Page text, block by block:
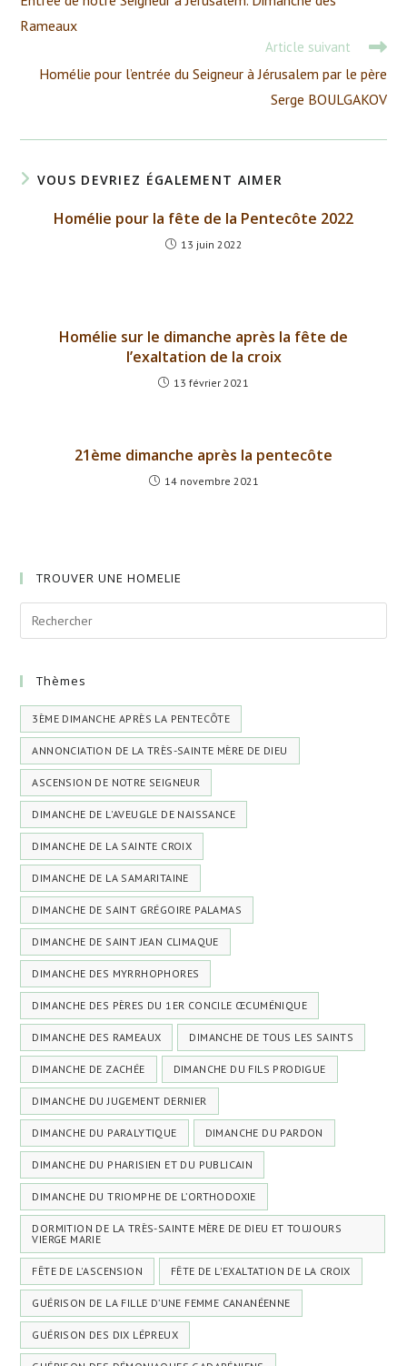
articles
Rameaux
Article suivant
Homélie pour l’entrée du Seigneur à Jérusalem par le père
Serge BOULGAKOV
VOUS DEVRIEZ ÉGALEMENT AIMER
Homélie pour la fête de la Pentecôte 2022
13 juin 2022
Homélie sur le dimanche après la fête de
l’exaltation de la croix
13 février 2021
21ème dimanche après la pentecôte
14 novembre 2021
TROUVER UNE HOMELIE
Thèmes
3ÈME DIMANCHE APRÈS LA PENTECÔTE
ANNONCIATION DE LA TRÈS-SAINTE MÈRE DE DIEU
ASCENSION DE NOTRE SEIGNEUR
DIMANCHE DE L'AVEUGLE DE NAISSANCE
DIMANCHE DE LA SAINTE CROIX
DIMANCHE DE LA SAMARITAINE
DIMANCHE DE SAINT GRÉGOIRE PALAMAS
DIMANCHE DE SAINT JEAN CLIMAQUE
DIMANCHE DES MYRRHOPHORES
DIMANCHE DES PÈRES DU 1ER CONCILE ŒCUMÉNIQUE
DIMANCHE DES RAMEAUX DIMANCHE DE TOUS LES SAINTS
DIMANCHE DE ZACHÉE DIMANCHE DU FILS PRODIGUE
DIMANCHE DU JUGEMENT DERNIER
DIMANCHE DU PARALYTIQUE DIMANCHE DU PARDON
DIMANCHE DU PHARISIEN ET DU PUBLICAIN
DIMANCHE DU TRIOMPHE DE L’ORTHODOXIE
DORMITION DE LA TRÈS-SAINTE MÈRE DE DIEU ET TOUJOURS
VIERGE MARIE
FÊTE DE L'ASCENSION FÊTE DE L'EXALTATION DE LA CROIX
GUÉRISON DE LA FILLE D’UNE FEMME CANANÉENNE
GUÉRISON DES DIX LÉPREUX